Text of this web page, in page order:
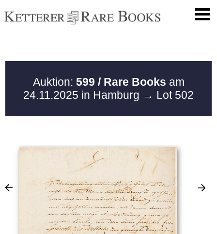
Auktion: 599 / Rare Books am
24.11.2025 in Hamburg → Lot 502